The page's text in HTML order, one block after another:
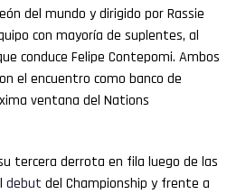
del mundo y dirigido por Rassie
con mayoría de suplentes, al
conduce Felipe Contepomi. Ambos
el encuentro como banco de
ventana del Nations
tercera derrota en fila luego de las
debut del Championship y frente a